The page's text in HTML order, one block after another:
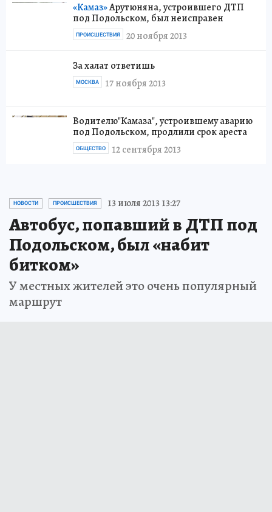
«Камаз»Арутюняна, устроившего ДТП
под Подольском, был неисправен
20 ноября 2013
ПРОИСШЕСТВИЯ
За халат ответишь
17 ноября 2013
МОСКВА
Водителю"Камаза", устроившему аварию
под Подольском, продлили срок ареста
12 сентября 2013
ОБЩЕСТВО
НОВОСТИ ПРОИСШЕСТВИЯ 13 июля 2013 13:27
Автобус, попавший в ДТП под
Подольском, был «набит
битком»
У местных жителей это очень популярный
маршрут